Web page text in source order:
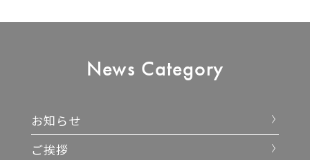
News Category
お知らせ
ご挨拶